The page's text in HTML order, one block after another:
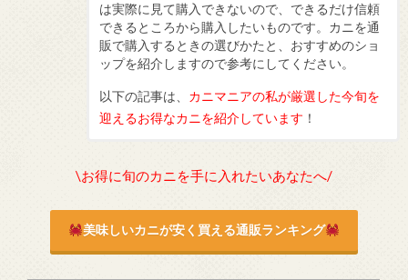
は実際に見て購入できないので、できるだけ信頼
できるところから購入したいものです。カニを通
販で購入するときの選びかたと、おすすめのショ
ップを紹介しますので参考にしてください。
以下の記事は、 カニマニアの私が厳選した今旬を
迎えるお得なカニを紹介しています ！
\お得に旬のカニを手に入れたいあなたへ/
美味しいカニが安く買える通販ランキング